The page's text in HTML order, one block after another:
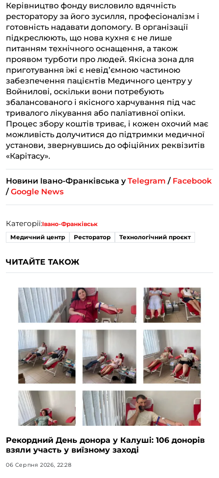
Керівництво фонду висловило вдячність
ресторатору за його зусилля, професіоналізм і
готовність надавати допомогу. В організації
підкреслюють, що нова кухня є не лише
питанням технічного оснащення, а також
проявом турботи про людей. Якісна зона для
приготування їжі є невід’ємною частиною
забезпечення пацієнтів Медичного центру у
Войнилові, оскільки вони потребують
збалансованого і якісного харчування під час
тривалого лікування або паліативної опіки.
Процес збору коштів триває, і кожен охочий має
можливість долучитися до підтримки медичної
установи, звернувшись до офіційних реквізитів
«Карітасу».
Новини Івано-Франківська уTelegram / Facebook
/Google News
Категорії:Івано-Франківськ
Медичний центр
Ресторатор Технологічний проєкт
ЧИТАЙТЕ ТАКОЖ
Рекордний День донора у Калуші: 106 донорів
взяли участь у виїзному заході
06 Серпня 2026, 22:28